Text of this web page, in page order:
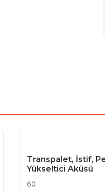
Transpalet, İstif,
Yükseltici Aküsü
60